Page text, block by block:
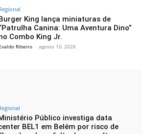
King lança miniaturas de
Canina: Uma Aventura Dino”
Combo King Jr.
Ribeiro - agosto 10, 2026
Público investiga data
BEL1 em Belém por risco de